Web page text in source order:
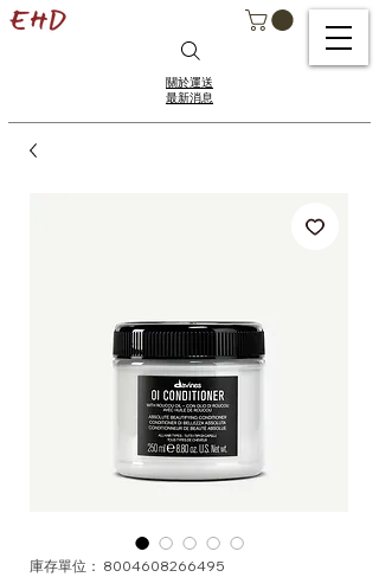
關於運送
最新消息
庫存單位： 8004608266495